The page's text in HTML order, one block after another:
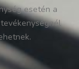
esetén a